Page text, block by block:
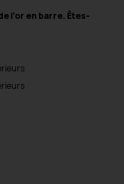
l’or en barre. Êtes-